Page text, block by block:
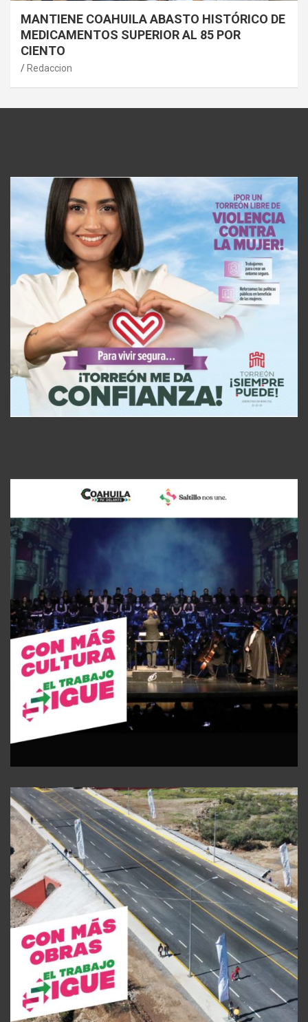
MANTIENE COAHUILA ABASTO HISTÓRICO DE
MEDICAMENTOS SUPERIOR AL 85 POR
CIENTO
Redaccion